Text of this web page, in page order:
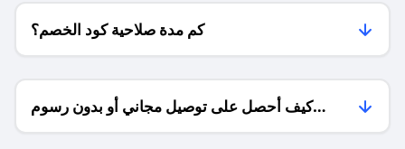
كم مدة صلاحية كود الخصم؟
كيف أحصل على توصيل مجاني أو بدون رسوم
الشحن ؟